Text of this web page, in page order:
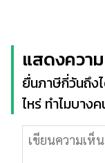
แสดงควา
ยื่นภาษีกี่วันถึง
ไหร่ ทำไมบาง